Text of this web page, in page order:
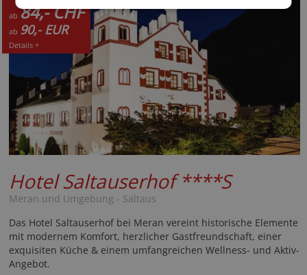
ab 84,- CHF
ab 90,- EUR
Details +
Hotel Saltauserhof****S
Meran und Umgebung - Saltaus
Das Hotel Saltauserhof bei Meran vereint historische Elemente
mit modernem Komfort, herzlicher Gastfreundschaft, einer
exquisiten Küche & einem umfangreichen Wellness- und Aktiv-
Angebot.